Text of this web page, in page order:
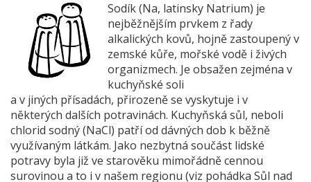
Sodík (Na, latinsky Natrium) je
nejběžnějším prvkem z řady
alkalických kovů, hojně zastoupený v
zemské kůře, mořské vodě i živých
organizmech. Je obsažen zejména v
kuchyňské soli
a v jiných přísadách, přirozeně se vyskytuje i v
některých dalších potravinách. Kuchyňská sůl, neboli
chlorid sodný (NaCl) patří od dávných dob k běžně
využívaným látkám. Jako nezbytná součást lidské
potravy byla již ve starověku mimořádně cennou
surovinou a to i v našem regionu (viz pohádka Sůl nad